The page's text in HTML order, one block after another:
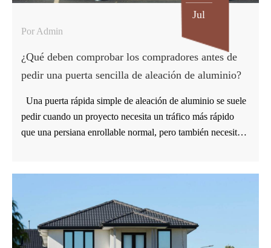
sensor para…
Jul
Por Admin
¿Qué deben comprobar los compradores antes de
pedir una puerta sencilla de aleación de aluminio?
Una puerta rápida simple de aleación de aluminio se suele
pedir cuando un proyecto necesita un tráfico más rápido
que una persiana enrollable normal, pero también necesita
Los compradores deben confirmar el tamaño de la abertura,
el patrón de tráfico, el método de control, los requisitos de
sellado y las condiciones exteriores antes de enviar una